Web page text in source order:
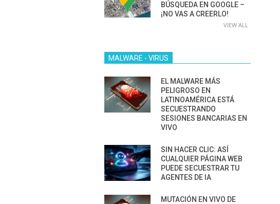
BÚSQUEDA EN GOOGLE –
¡NO VAS A CREERLO!
VIEW ALL
MALWARE - VIRUS
EL MALWARE MÁS
PELIGROSO EN
LATINOAMÉRICA ESTÁ
SECUESTRANDO
SESIONES BANCARIAS EN
VIVO
SIN HACER CLIC: ASÍ
CUALQUIER PÁGINA WEB
PUEDE SECUESTRAR TU
AGENTES DE IA
MUTACIÓN EN VIVO DE